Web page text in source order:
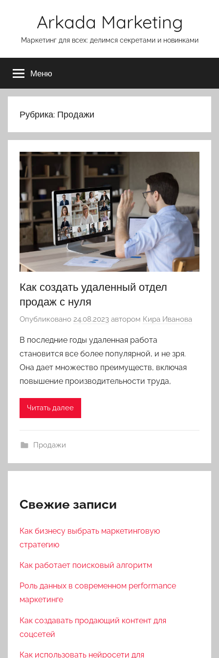
Arkada Marketing
Маркетинг для всех: делимся секретами и новинками
Меню
Рубрика: Продажи
Как создать удаленный отдел
продаж с нуля
Опубликовано 24.08.2023 автором Кира Иванова
В последние годы удаленная работа
становится все более популярной, и не зря.
Она дает множество преимуществ, включая
повышение производительности труда,
Читать далее
Продажи
Свежие записи
Как бизнесу выбрать маркетинговую
стратегию
Как работает поисковый алгоритм
Роль данных в современном performance
маркетинге
Как создавать продающий контент для
соцсетей
Как использовать нейросети для